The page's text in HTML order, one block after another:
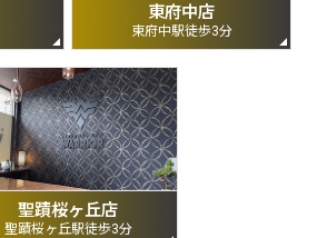
東府中店
東府中駅徒歩3分
聖蹟桜ヶ丘店
聖蹟桜ヶ丘駅徒歩3分